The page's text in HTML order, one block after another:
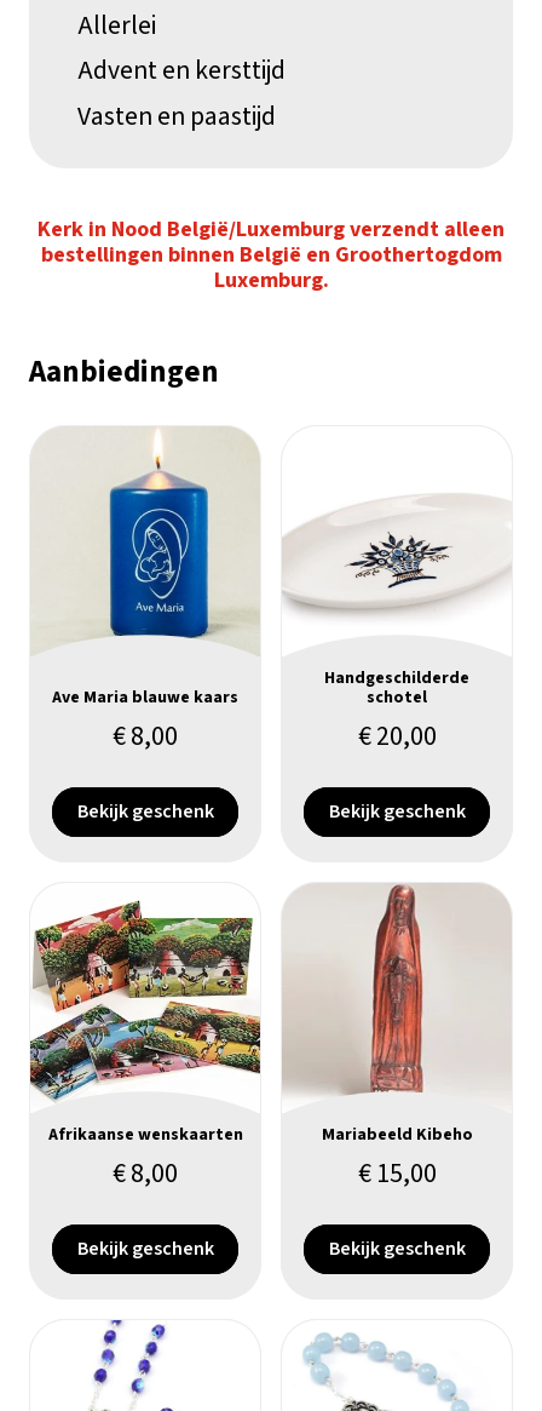
Allerlei
Advent en kersttijd
Vasten en paastijd
Kerk in Nood België/Luxemburg verzendt alleen
bestellingen binnen België en Groothertogdom
Luxemburg.
Aanbiedingen
Ave Maria blauwe kaars
€8,00
Bekijk geschenk
Handgeschilderde
schotel
€20,00
Bekijk geschenk
Afrikaanse wenskaarten
€8,00
Bekijk geschenk
Mariabeeld Kibeho
€15,00
Bekijk geschenk